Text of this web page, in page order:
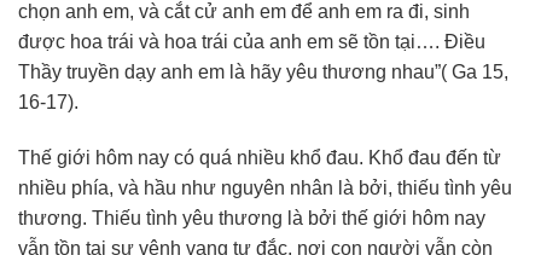
chọn anh em, và cắt cử anh em để anh em ra đi, sinh
được hoa trái và hoa trái của anh em sẽ tồn tại…. Điều
Thầy truyền dạy anh em là hãy yêu thương nhau”( Ga 15,
16-17).
Thế giới hôm nay có quá nhiều khổ đau. Khổ đau đến từ
nhiều phía, và hầu như nguyên nhân là bởi, thiếu tình yêu
thương. Thiếu tình yêu thương là bởi thế giới hôm nay
vẫn tồn tại sự vênh vang tự đắc, nơi con người vẫn còn